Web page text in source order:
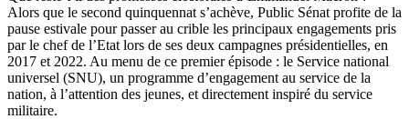
Alors que le second quinquennat s’achève, Public Sénat profite de la
pause estivale pour passer au crible les principaux engagements pris
par le chef de l’Etat lors de ses deux campagnes présidentielles, en
2017 et 2022. Au menu de ce premier épisode : le Service national
universel (SNU), un programme d’engagement au service de la
nation, à l’attention des jeunes, et directement inspiré du service
militaire.